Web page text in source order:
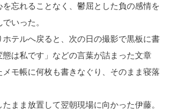
を忘れることなく、鬱屈とした負の感情を
いった。
ホテルへ戻ると、次の日の撮影で黒板に書
態は私です」などの言葉が詰まった文章
メモ帳に何枚も書きなぐり、そのまま寝落
まま放置して翌朝現場に向かった伊藤。